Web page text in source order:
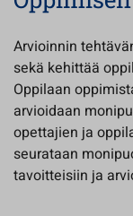
Arvioinnin
sekä kehittää
Oppilaan
arvioidaan
opettajien ja
seurataan
tavoitteisiin ja